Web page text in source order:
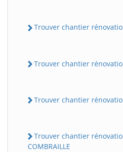
Trouver chantier
Trouver chantier
Trouver chantier
Trouver chantier
COMBRAILLE